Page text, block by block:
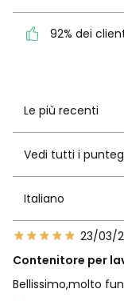
1
92% dei
Le più recenti
Vedi tutti i
Italiano
23/03/
Contenitore per
Bellissimo,molto